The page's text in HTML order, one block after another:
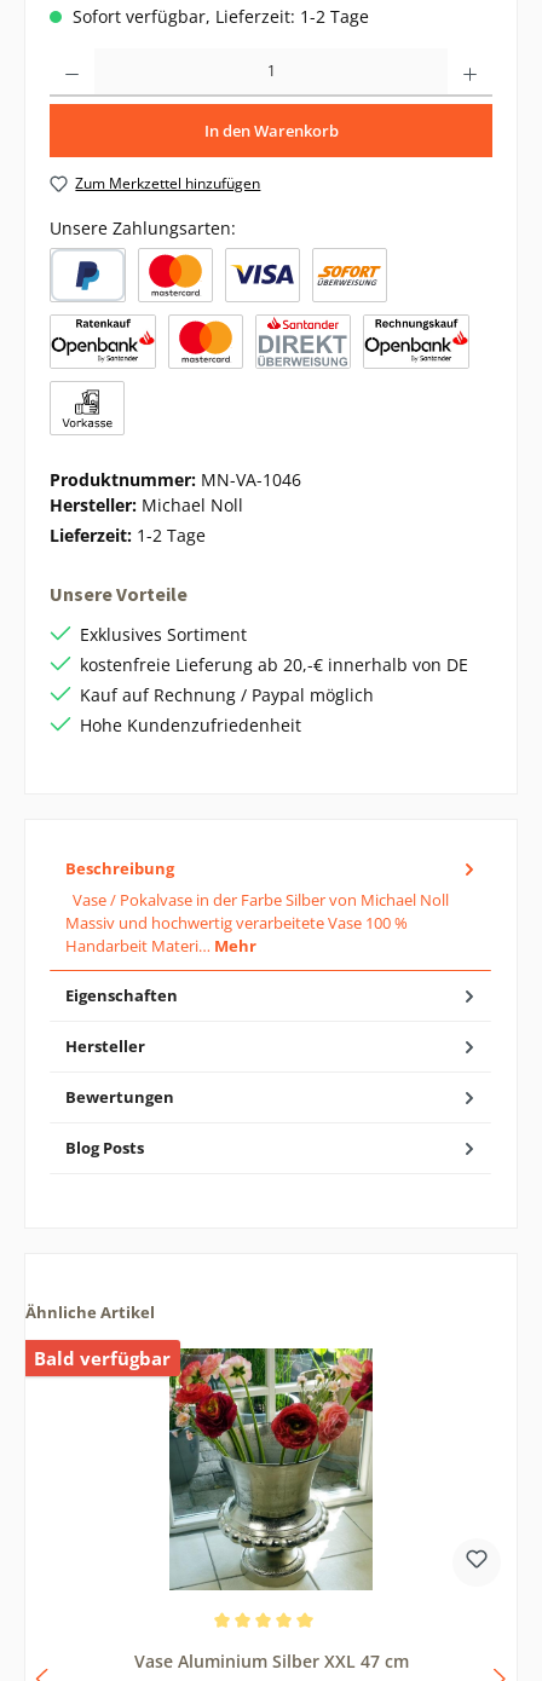
Sofort verfügbar, Lieferzeit: 1-2 Tage
In den Warenkorb
Zum Merkzettel hinzufügen
Unsere Zahlungsarten:
Produktnummer: MN-VA-1046
Hersteller: Michael Noll
Lieferzeit: 1-2 Tage
Unsere Vorteile
Exklusives Sortiment
kostenfreie Lieferung ab 20,-€ innerhalb von DE
Kauf auf Rechnung / Paypal möglich
Hohe Kundenzufriedenheit
Beschreibung
Vase / Pokalvase in der Farbe Silber von Michael Noll
Massiv und hochwertig verarbeitete Vase 100 %
Handarbeit Materi… Mehr
Eigenschaften
Hersteller
Bewertungen
Blog Posts
Ähnliche Artikel
Bald verfügbar
Vase Aluminium Silber XXL 47 cm